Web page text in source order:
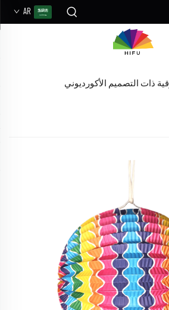
AR
ذات التصميم الأكورديوني